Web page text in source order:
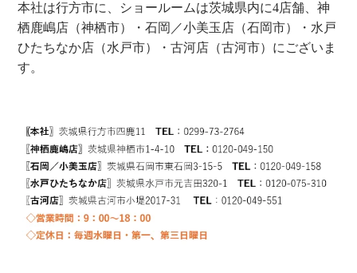
本社は行方市に、ショールームは茨城県内に4店舗、神
栖鹿嶋店（神栖市）・石岡／小美玉店（石岡市）・水戸
ひたちなか店（水戸市）・古河店（古河市）にございま
す。